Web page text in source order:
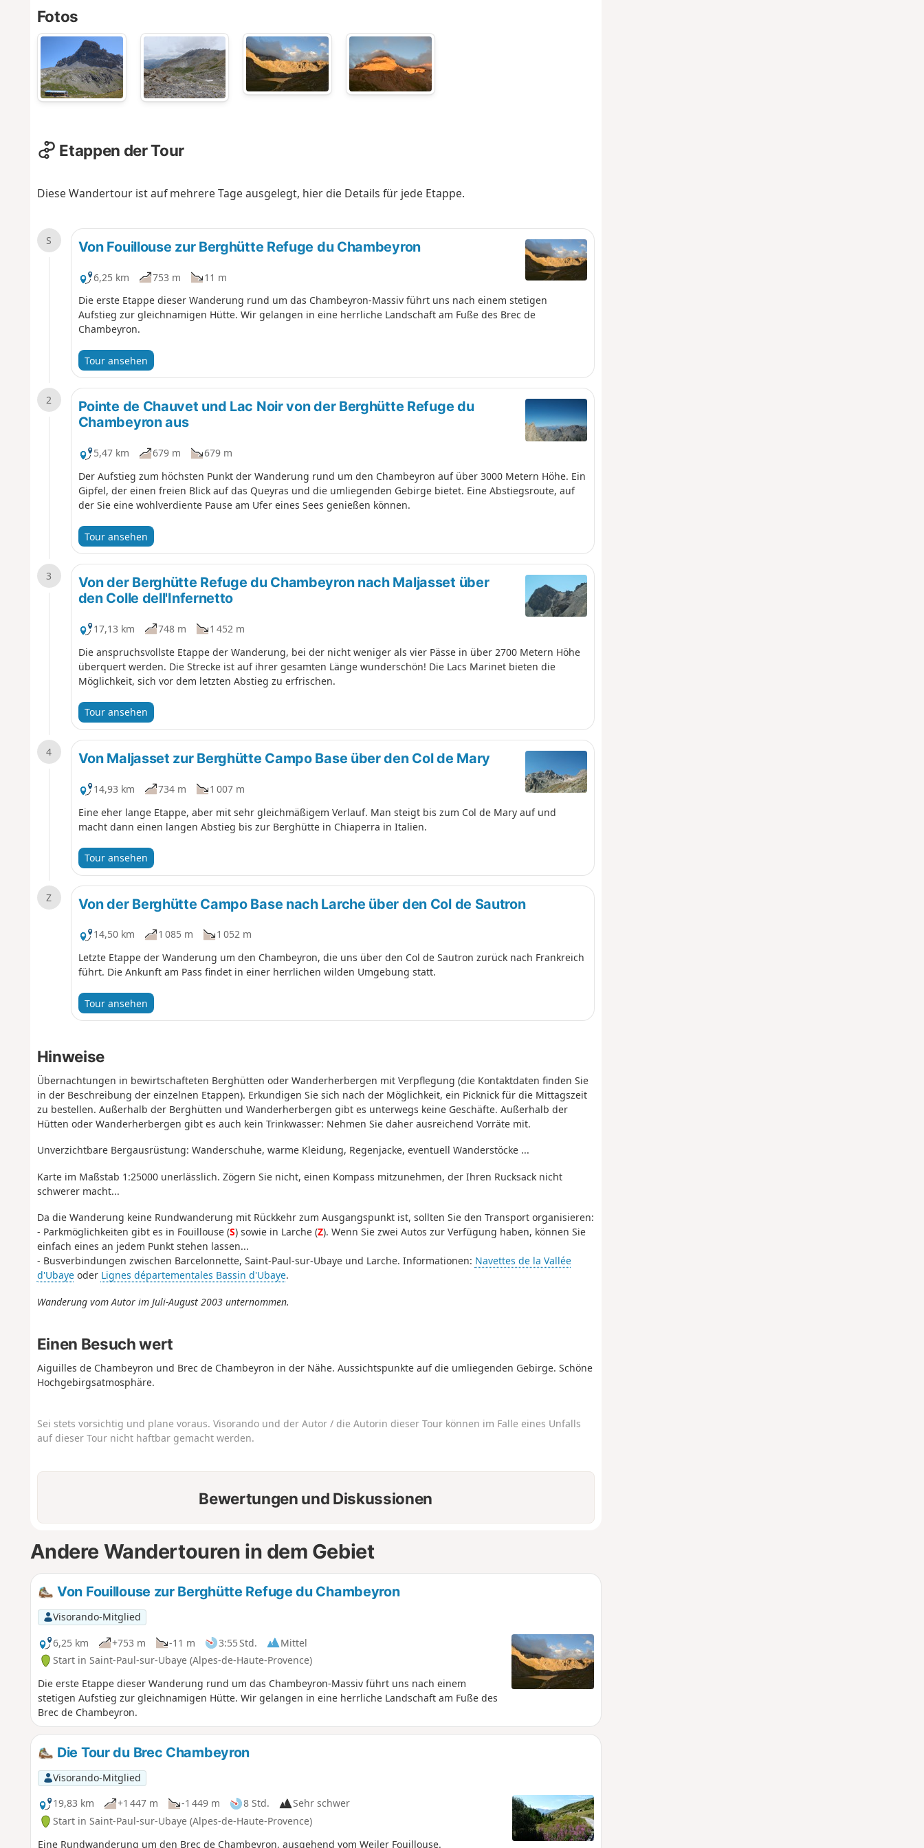
Fotos
Etappen der Tour
Diese Wandertour ist auf mehrere Tage ausgelegt, hier die Details für jede Etappe.
S Von Fouillouse zur Berghütte Refuge du Chambeyron
6,25 km 753 m
11 m
Die erste Etappe dieser Wanderung rund um das Chambeyron-Massiv führt uns nach einem stetigen
Aufstieg zur gleichnamigen Hütte. Wir gelangen in eine herrliche Landschaft am Fuße des Brec de
Chambeyron.
Tour ansehen
2
Pointe de Chauvet und Lac Noir von der Berghütte Refuge du
Chambeyron aus
5,47 km 679 m
679 m
Der Aufstieg zum höchsten Punkt der Wanderung rund um den Chambeyron auf über 3000 Metern Höhe. Ein
Gipfel, der einen freien Blick auf das Queyras und die umliegenden Gebirge bietet. Eine Abstiegsroute, auf
der Sie eine wohlverdiente Pause am Ufer eines Sees genießen können.
Tour ansehen
3
Von der Berghütte Refuge du Chambeyron nach Maljasset über
den Colle dell'Infernetto
17,13 km 748 m
1 452 m
Die anspruchsvollste Etappe der Wanderung, bei der nicht weniger als vier Pässe in über 2700 Metern Höhe
überquert werden. Die Strecke ist auf ihrer gesamten Länge wunderschön! Die Lacs Marinet bieten die
Möglichkeit, sich vor dem letzten Abstieg zu erfrischen.
Tour ansehen
4 Von Maljasset zur Berghütte Campo Base über den Col de Mary
14,93 km 734 m
1 007 m
Eine eher lange Etappe, aber mit sehr gleichmäßigem Verlauf. Man steigt bis zum Col de Mary auf und
macht dann einen langen Abstieg bis zur Berghütte in Chiaperra in Italien.
Tour ansehen
Z Von der Berghütte Campo Base nach Larche über den Col de Sautron
14,50 km 1 085 m
1 052 m
Letzte Etappe der Wanderung um den Chambeyron, die uns über den Col de Sautron zurück nach Frankreich
führt. Die Ankunft am Pass findet in einer herrlichen wilden Umgebung statt.
Tour ansehen
Hinweise
Übernachtungen in bewirtschafteten Berghütten oder Wanderherbergen mit Verpflegung (die Kontaktdaten finden Sie
in der Beschreibung der einzelnen Etappen). Erkundigen Sie sich nach der Möglichkeit, ein Picknick für die Mittagszeit
zu bestellen. Außerhalb der Berghütten und Wanderherbergen gibt es unterwegs keine Geschäfte. Außerhalb der
Hütten oder Wanderherbergen gibt es auch kein Trinkwasser: Nehmen Sie daher ausreichend Vorräte mit.
Unverzichtbare Bergausrüstung: Wanderschuhe, warme Kleidung, Regenjacke, eventuell Wanderstöcke ...
Karte im Maßstab 1:25000 unerlässlich. Zögern Sie nicht, einen Kompass mitzunehmen, der Ihren Rucksack nicht
schwerer macht...
Da die Wanderung keine Rundwanderung mit Rückkehr zum Ausgangspunkt ist, sollten Sie den Transport organisieren:
- Parkmöglichkeiten gibt es in Fouillouse (S) sowie in Larche (Z). Wenn Sie zwei Autos zur Verfügung haben, können Sie
einfach eines an jedem Punkt stehen lassen...
- Busverbindungen zwischen Barcelonnette, Saint-Paul-sur-Ubaye und Larche. Informationen: Navettes de la Vallée
d'Ubayeoder Lignes départementales Bassin d'Ubaye.
Wanderung vom Autor im Juli-August 2003 unternommen.
Einen Besuch wert
Aiguilles de Chambeyron und Brec de Chambeyron in der Nähe. Aussichtspunkte auf die umliegenden Gebirge. Schöne
Hochgebirgsatmosphäre.
Sei stets vorsichtig und plane voraus. Visorando und der Autor / die Autorin dieser Tour können im Falle eines Unfalls
auf dieser Tour nicht haftbar gemacht werden.
Bewertungen und Diskussionen
Andere Wandertouren in dem Gebiet
Von Fouillouse zur Berghütte Refuge du Chambeyron
Visorando-Mitglied
6,25 km
+753 m -11 m 3:55 Std.
Mittel
Start in Saint-Paul-sur-Ubaye (Alpes-de-Haute-Provence)
Die erste Etappe dieser Wanderung rund um das Chambeyron-Massiv führt uns nach einem
stetigen Aufstieg zur gleichnamigen Hütte. Wir gelangen in eine herrliche Landschaft am Fuße des
Brec de Chambeyron.
Die Tour du Brec Chambeyron
Visorando-Mitglied
19,83 km
+1 447 m -1 449 m 8 Std.
Sehr schwer
Start in Saint-Paul-sur-Ubaye (Alpes-de-Haute-Provence)
Eine Rundwanderung um den Brec de Chambeyron, ausgehend vom Weiler Fouillouse.